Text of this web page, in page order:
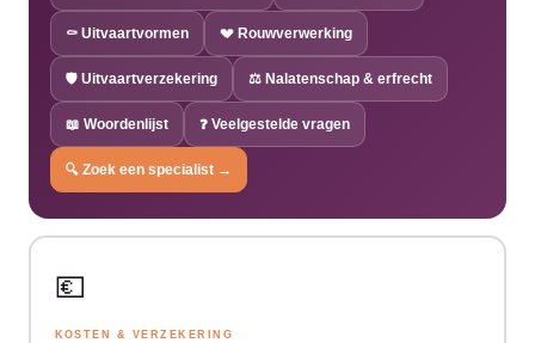
⚰️ Uitvaartvormen 💔 Rouwverwerking
🛡️ Uitvaartverzekering ⚖️ Nalatenschap & erfrecht
📖 Woordenlijst ❓ Veelgestelde vragen
🔍 Zoek een specialist →
💶
KOSTEN & VERZEKERING